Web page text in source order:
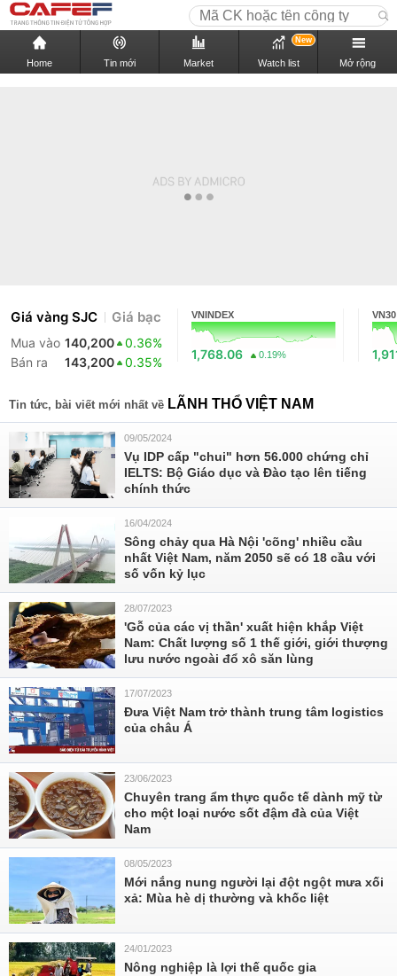
Home Tin mới Market Watch list
New
Mở rộng
Giá vàng SJC Giá bạc
Mua vào 140,200
0.36%
Bán ra
143,200 0.35%
VNINDEX
1,768.06 0.19%
VN30
Tin tức, bài viết mới nhất về LÃNH THỔ VIỆT NAM
09/05/2024
Vụ IDP cấp "chui" hơn 56.000 chứng chỉ
IELTS: Bộ Giáo dục và Đào tạo lên tiếng
chính thức
16/04/2024
Sông chảy qua Hà Nội 'cõng' nhiều cầu
nhất Việt Nam, năm 2050 sẽ có 18 cầu với
số vốn kỷ lục
28/07/2023
'Gỗ của các vị thần' xuất hiện khắp Việt
Nam: Chất lượng số 1 thế giới, giới thượng
lưu nước ngoài đổ xô săn lùng
17/07/2023
Đưa Việt Nam trở thành trung tâm logistics
của châu Á
23/06/2023
Chuyên trang ẩm thực quốc tế dành mỹ từ
cho một loại nước sốt đậm đà của Việt
Nam
08/05/2023
Mới nắng nung người lại đột ngột mưa xối
xả: Mùa hè dị thường và khốc liệt
24/01/2023
Nông nghiệp là lợi thế quốc gia